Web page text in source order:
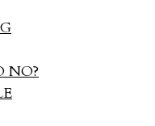
NO?